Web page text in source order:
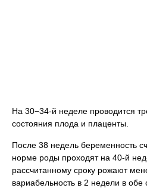
На 30−34-й неделе проводится
состояния плода и плаценты.
После 38 недель беременность
норме роды проходят на 40-й
рассчитанному сроку рожают
вариабельность в 2 недели в обе